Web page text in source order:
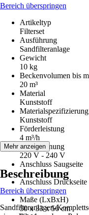
Bereich überspringen
Artikeltyp
Filterset
Ausführung
Sandfilteranlage
Gewicht
10 kg
Beckenvolumen bis
20 m³
Material
Kunststoff
Materialspezifizierung
Kunststoff
Förderleistung
4 m³/h
Netzspannung
220 V - 240 V
Anschluss Saugseite
-
Anschluss Druckseite
-
Maße (LxBxH)
50 x 33 x 56 cm
Mehr anzeigen
Beschreibung
Bereich überspringen
Sandfilteranlagen-